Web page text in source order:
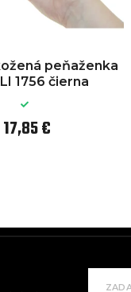
peňaženka
1756 čierna
17,85 €